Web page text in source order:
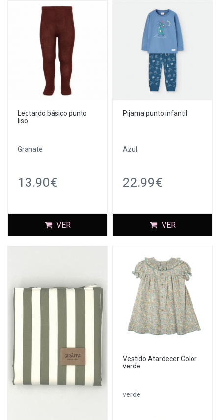
Leotardo básico punto
liso
Granate
13.90€
VER
Pijama punto infantil
Azul
22.99€
VER
Vestido Atardecer Color
verde
verde